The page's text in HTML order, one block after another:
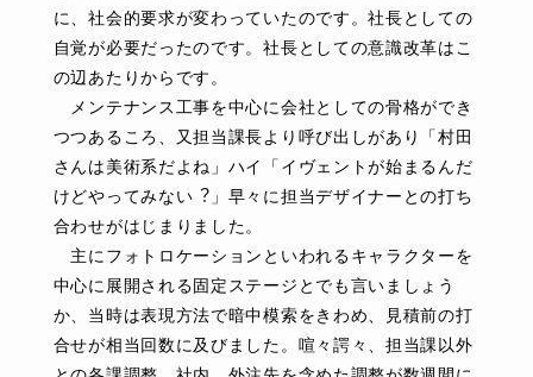
に、社会的要求が変わっていたのです。社長としての
自覚が必要だったのです。社長としての意識改革はこ
の辺あたりからです。
メンテナンス工事を中心に会社としての骨格ができ
つつあるころ、又担当課長より呼び出しがあり「村田
さんは美術系だよね」ハイ「イヴェントが始まるんだ
けどやってみない︖」早々に担当デザイナーとの打ち
合わせがはじまりました。
主にフォトロケーションといわれるキャラクターを
中心に展開される固定ステージとでも言いましょう
か、当時は表現方法で暗中模索をきわめ、見積前の打
合せが相当回数に及びました。喧々諤々、担当課以外